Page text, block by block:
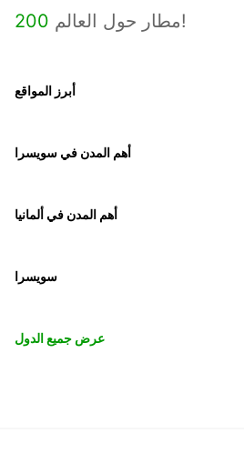
200 مطار حول العالم!
أبرز المواقع
أهم المدن في سويسرا
أهم المدن في ألمانيا
سويسرا
عرض جميع الدول